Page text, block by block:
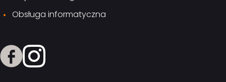
Obsługa informatyczna